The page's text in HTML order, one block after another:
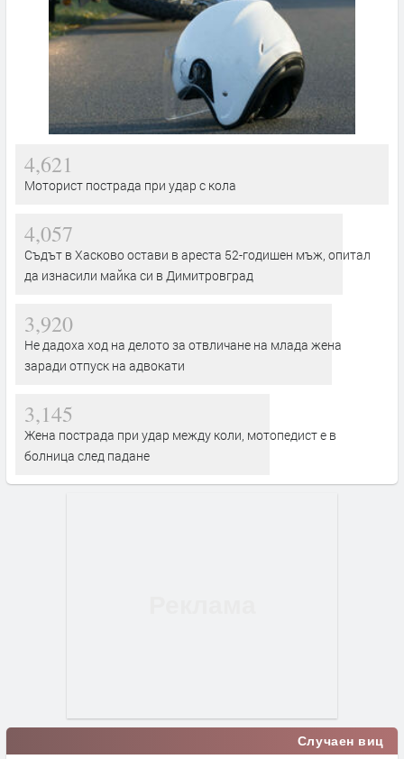
4,621
Моторист пострада при удар с кола
4,057
Съдът в Хасково остави в ареста 52-годишен мъж, опитал
да изнасили майка си в Димитровград
3,920
Не дадоха ход на делото за отвличане на млада жена
заради отпуск на адвокати
3,145
Жена пострада при удар между коли, мотопедист е в
болница след падане
Случаен виц